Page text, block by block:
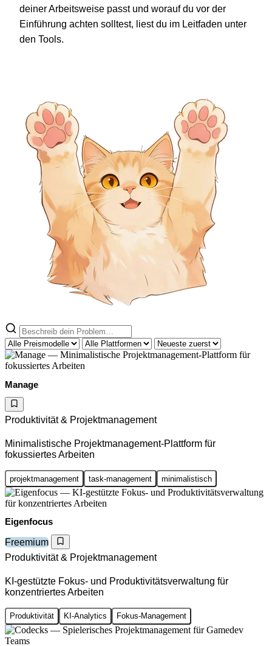
deiner Arbeitsweise passt und worauf du vor der
Einführung achten solltest, liest du im Leitfaden unter
den Tools.
Manage
Produktivität & Projektmanagement
Minimalistische Projektmanagement-Plattform für
fokussiertes Arbeiten
projektmanagement task-management minimalistisch
Eigenfocus
Freemium
Produktivität & Projektmanagement
KI-gestützte Fokus- und Produktivitätsverwaltung für
konzentriertes Arbeiten
Produktivität KI-Analytics Fokus-Management